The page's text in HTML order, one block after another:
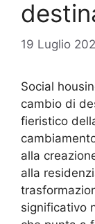
19 Luglio
Social
cambio di
fieristico
alla
alla
significativo